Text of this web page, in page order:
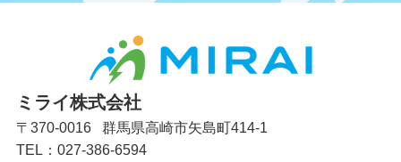
ミライ株式会社
〒370-0016 群馬県高崎市矢島町414-1
TEL：027-386-6594